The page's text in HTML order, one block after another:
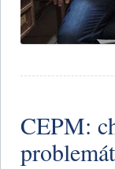
CEPM: